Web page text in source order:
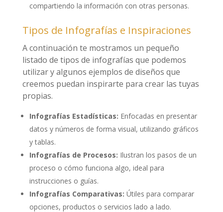
compartiendo la información con otras personas.
Tipos de Infografías e Inspiraciones
A continuación te mostramos un pequeño
listado de tipos de infografías que podemos
utilizar y algunos ejemplos de diseños que
creemos puedan inspirarte para crear las tuyas
propias.
Infografías Estadísticas: Enfocadas en presentar
datos y números de forma visual, utilizando gráficos
y tablas.
Infografías de Procesos: Ilustran los pasos de un
proceso o cómo funciona algo, ideal para
instrucciones o guías.
Infografías Comparativas: Útiles para comparar
opciones, productos o servicios lado a lado.